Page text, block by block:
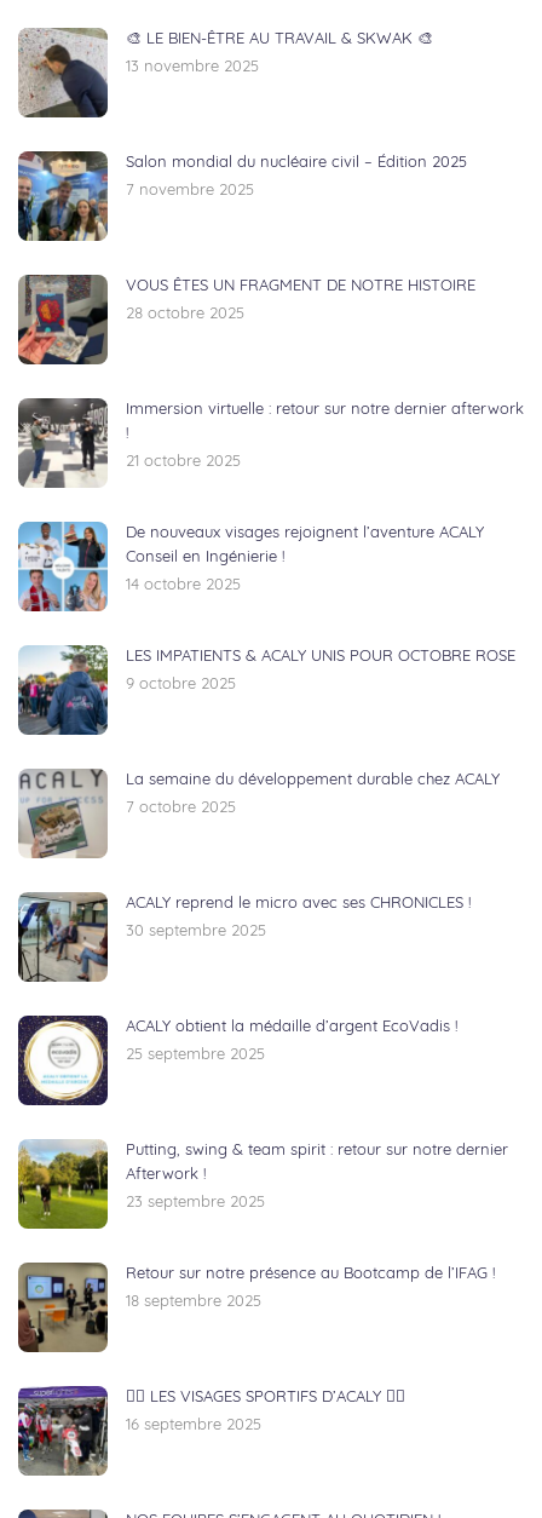
🎨 LE BIEN-ÊTRE AU TRAVAIL & SKWAK 🎨
13 novembre 2025
Salon mondial du nucléaire civil – Édition 2025
7 novembre 2025
VOUS ÊTES UN FRAGMENT DE NOTRE HISTOIRE
28 octobre 2025
Immersion virtuelle : retour sur notre dernier afterwork
!
21 octobre 2025
De nouveaux visages rejoignent l’aventure ACALY
Conseil en Ingénierie !
14 octobre 2025
LES IMPATIENTS & ACALY UNIS POUR OCTOBRE ROSE
9 octobre 2025
La semaine du développement durable chez ACALY
7 octobre 2025
ACALY reprend le micro avec ses CHRONICLES !
30 septembre 2025
ACALY obtient la médaille d’argent EcoVadis !
25 septembre 2025
Putting, swing & team spirit : retour sur notre dernier
Afterwork !
23 septembre 2025
Retour sur notre présence au Bootcamp de l’IFAG !
18 septembre 2025
🏃‍♂️ LES VISAGES SPORTIFS D’ACALY 🚴‍♀️
16 septembre 2025